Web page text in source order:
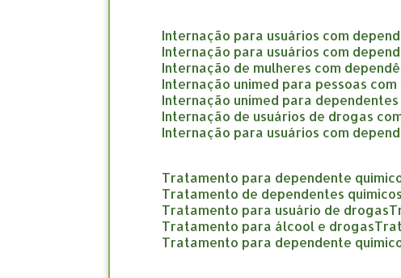
internação para usuários com
internação para usuários com
internação de mulheres com
internação unimed para pessoas
internação unimed para
internação de usuários de drogas
internação para usuários com
tratamento para dependente
tratamento de dependentes químicos
tratamento para usuário de drogas
tratamento para álcool e drogas
tratamento para dependente